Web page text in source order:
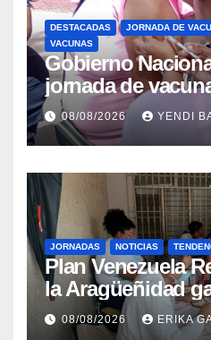
DESTACADAS JORNADA DE
VACUNAS
Gobierno
jornada de
Guaira para
epidemiológica
08/08/2026 YENDI
JORNADAS NOTICIAS
Plan Venezuela
la Aragüeñidad
atención médica
Aragua
08/08/2026 ERIKA